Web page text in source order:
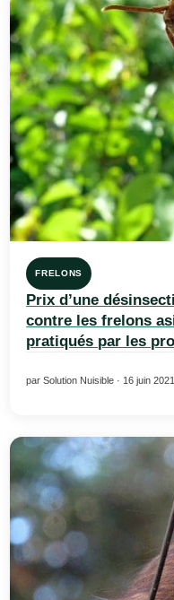
FRELONS
Prix d’une
contre les frelons
pratiqués par les
par Solution Nuisible · 16 juin 2021